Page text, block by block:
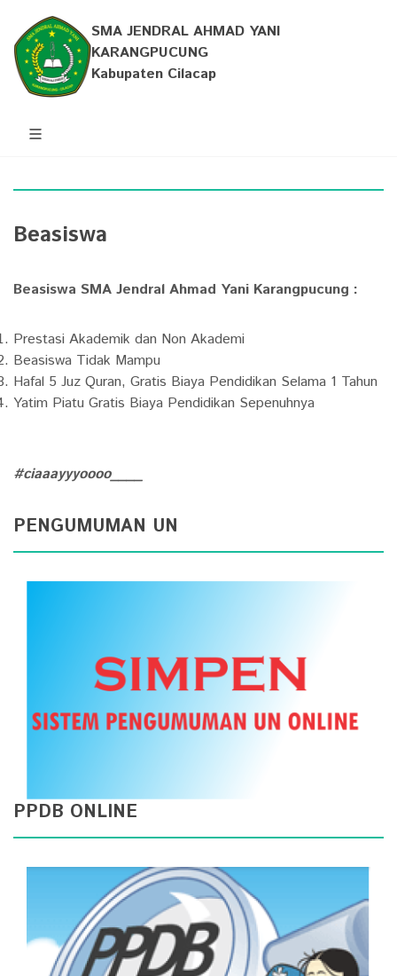
SMA JENDRAL AHMAD YANI
KARANGPUCUNG
Kabupaten Cilacap
PENGUMUMAN UN
PPDB ONLINE
Beasiswa
Beasiswa SMA Jendral Ahmad Yani Karangpucung :
Prestasi Akademik dan Non Akademi
Beasiswa Tidak Mampu
Hafal 5 Juz Quran, Gratis Biaya Pendidikan Selama 1 Tahun
Yatim Piatu Gratis Biaya Pendidikan Sepenuhnya
#ciaaayyyoooo____